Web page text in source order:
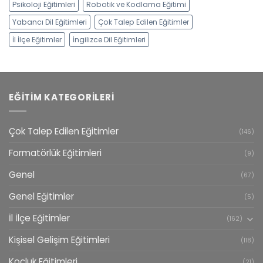
Psikoloji Eğitimleri
Robotik ve Kodlama Eğitimi
Yabancı Dil Eğitimleri
Çok Talep Edilen Eğitimler
İl İlçe Eğitimler
İngilizce Dil Eğitimleri
EĞITIM KATEGORILERI
Çok Talep Edilen Eğitimler (146)
Formatörlük Eğitimleri (9)
Genel (67)
Genel Eğitimler (5)
İl İlçe Eğitimler (162)
Kişisel Gelişim Eğitimleri (118)